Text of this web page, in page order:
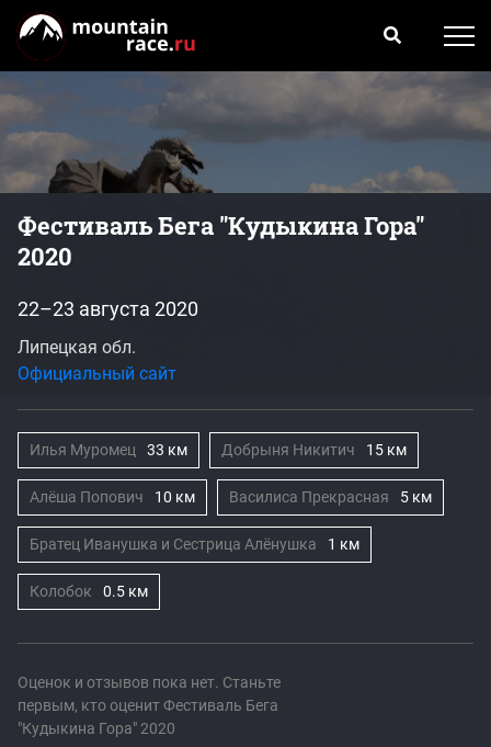
Фестиваль Бега "Кудыкина Гора"
2020
Оценок и отзывов пока нет. Станьте
первым, кто оценит Фестиваль Бега
"Кудыкина Гора" 2020
22–23 августа 2020
Липецкая обл.
Официальный сайт
Илья Муромец 33 км Добрыня Никитич 15 км
Алёша Попович 10 км Василиса Прекрасная 5 км
Братец Иванушка и Сестрица Алёнушка 1 км
Колобок 0.5 км